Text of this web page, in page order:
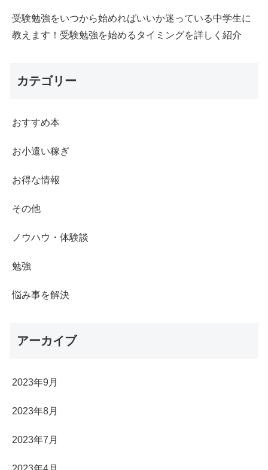
受験勉強をいつから始めればいいか迷っている中学生に
教えます！受験勉強を始めるタイミングを詳しく紹介
カテゴリー
おすすめ本
お小遣い稼ぎ
お得な情報
その他
ノウハウ・体験談
勉強
悩み事を解決
アーカイブ
2023年9月
2023年8月
2023年7月